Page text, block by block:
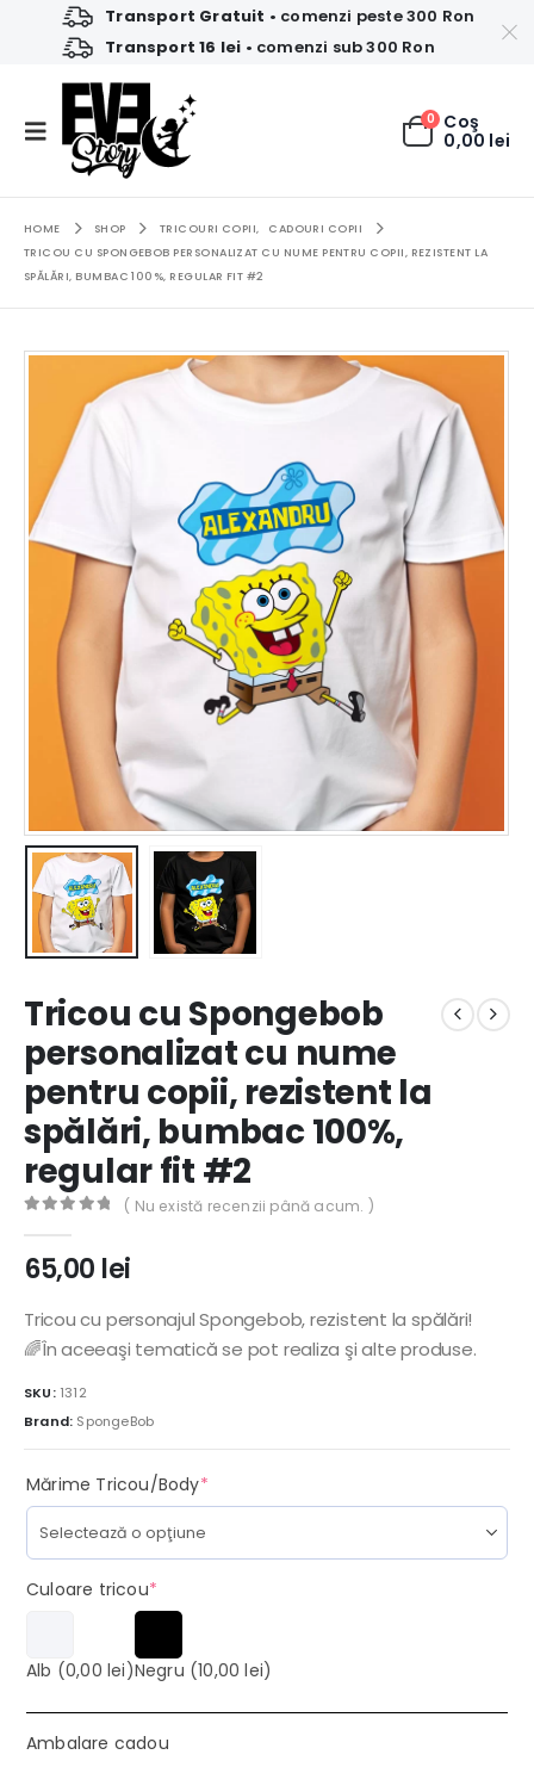
Transport Gratuit • comenzi peste 300 Ron
Transport 16 lei • comenzi sub 300 Ron
0 Coş
0,00 lei
HOME SHOP TRICOURI COPII,
CADOURI COPII
TRICOU CU SPONGEBOB PERSONALIZAT CU NUME PENTRU COPII, REZISTENT LA
SPĂLĂRI, BUMBAC 100%, REGULAR FIT #2
Tricou cu Spongebob
personalizat cu nume
pentru copii, rezistent la
spălări, bumbac 100%,
regular fit #2
( Nu există recenzii până acum. )
65,00 lei
Tricou cu personajul Spongebob, rezistent la spălări!
🌈În aceeaşi tematică se pot realiza şi alte produse.
SKU: 1312
Brand: SpongeBob
Mărime Tricou/Body*(required)
Culoare tricou*(required)
Alb (0,00 lei)Negru (10,00 lei)
Ambalare cadou